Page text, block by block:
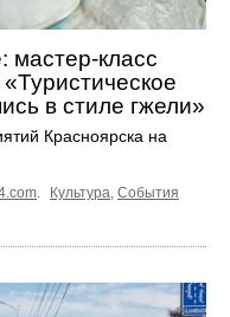
мастер-класс
в стиле гжели»
Красноярска на
. Культура, События